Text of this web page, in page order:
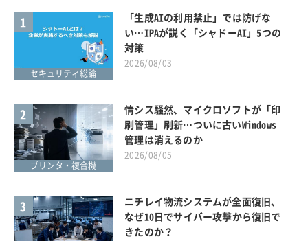
1
セキュリティ総論
「生成AIの利用禁止」では防げな
い…IPAが説く「シャドーAI」5つの
対策
2026/08/03
2
プリンタ・複合機
情シス騒然、マイクロソフトが「印
刷管理」刷新…ついに古いWindows
管理は消えるのか
2026/08/05
3
ニチレイ物流システムが全面復旧、
なぜ10日でサイバー攻撃から復旧で
きたのか？